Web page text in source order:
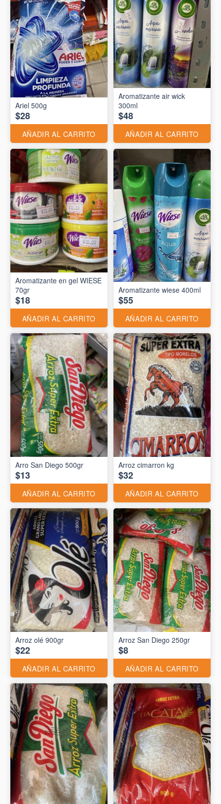
Ariel 500g
$28
AÑADIR AL CARRITO
Aromatizante air wick
300ml
$48
AÑADIR AL CARRITO
Aromatizante en gel WIESE
70gr
$18
AÑADIR AL CARRITO
Aromatizante wiese 400ml
$55
AÑADIR AL CARRITO
Arro San Diego 500gr
$13
AÑADIR AL CARRITO
Arroz cimarron kg
$32
AÑADIR AL CARRITO
Arroz olé 900gr
$22
AÑADIR AL CARRITO
Arroz San Diego 250gr
$8
AÑADIR AL CARRITO